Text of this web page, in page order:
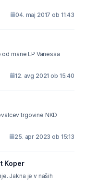
04. maj 2017 ob 11:43
mane LP Vanessa
12. avg 2021 ob 15:40
trgovine NKD
25. apr 2023 ob 15:13
Koper
Jakna je v naših